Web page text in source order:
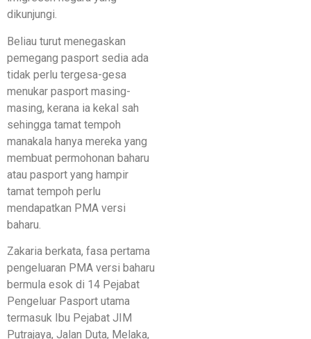
dikunjungi.
Beliau turut menegaskan
pemegang pasport sedia ada
tidak perlu tergesa-gesa
menukar pasport masing-
masing, kerana ia kekal sah
sehingga tamat tempoh
manakala hanya mereka yang
membuat permohonan baharu
atau pasport yang hampir
tamat tempoh perlu
mendapatkan PMA versi
baharu.
Zakaria berkata, fasa pertama
pengeluaran PMA versi baharu
bermula esok di 14 Pejabat
Pengeluar Pasport utama
termasuk Ibu Pejabat JIM
Putrajaya, Jalan Duta, Melaka,